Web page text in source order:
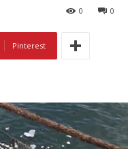
0
0
Pinterest